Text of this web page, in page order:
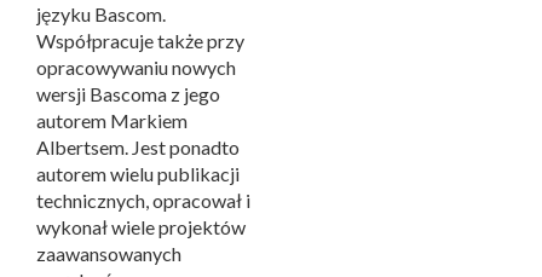
języku Bascom.
Współpracuje także przy
opracowywaniu nowych
wersji Bascoma z jego
autorem Markiem
Albertsem. Jest ponadto
autorem wielu publikacji
technicznych, opracował i
wykonał wiele projektów
zaawansowanych